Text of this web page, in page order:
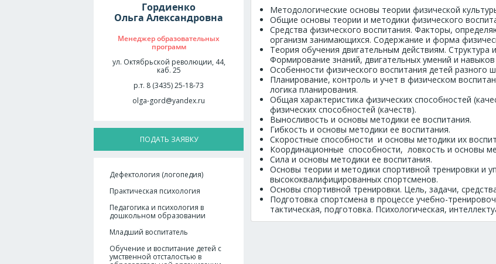
Гордиенко
Ольга Александровна
Менеджер образовательных
программ
ул. Октябрьской революции, 44,
каб. 25
р.т. 8 (3435) 25-18-73
olga-gord@yandex.ru
ПОДАТЬ ЗАЯВКУ
Дефектология (логопедия)
Практическая психология
Педагогика и психология в
дошкольном образовании
Младший воспитатель
Обучение и воспитание детей с
умственной отсталостью в
Методологические основы теории физической
Общие основы теории и методики физического
Средства физического воспитания. Факторы,
организм занимающихся. Содержание и форма
Теория обучения двигательным действиям.
Формирование знаний, двигательных умений и
Особенности физического воспитания детей разного
Планирование, контроль и учет в физическом
логика планирования.
Общая характеристика физических способностей
физических способностей (качеств).
Выносливость и основы методики ее воспитания.
Гибкость и основы методики ее воспитания.
Скоростные способности и основы методики их
Координационные способности, ловкость и основы
Сила и основы методики ее воспитания.
Основы теории и методики спортивной тренировки и
высококвалифицированных спортсменов.
Основы спортивной тренировки. Цель, задачи,
Подготовка спортсмена в процессе учебно-
тактическая, подготовка. Психологическая,